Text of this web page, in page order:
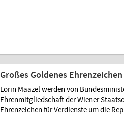
Großes Goldenes
Lorin Maazel werden von
Ehrenmitgliedschaft der Wiener
Ehrenzeichen für Verdienste um die